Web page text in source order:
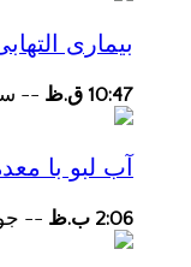
بیماری
10:47 ق.ظ --
آب لبو با
2:06 ب.ظ --